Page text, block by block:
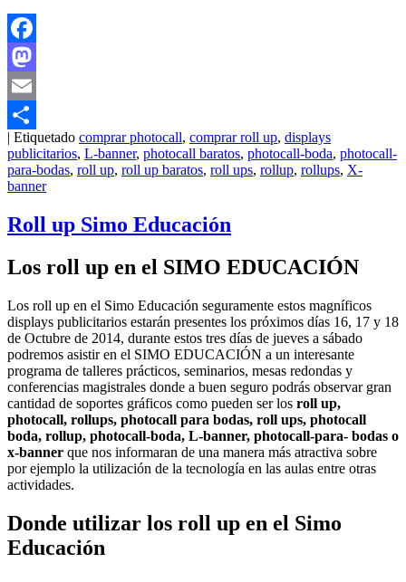
Facebook
Mastodon
Email
Compartir
| Etiquetado comprar photocall, comprar roll up, displays
publicitarios, L-banner, photocall baratos, photocall-boda, photocall-
para-bodas, roll up, roll up baratos, roll ups, rollup, rollups, X-
banner
Roll up Simo Educación
Los roll up en el SIMO EDUCACIÓN
Los roll up en el Simo Educación seguramente estos magníficos
displays publicitarios estarán presentes los próximos días 16, 17 y 18
de Octubre de 2014, durante estos tres días de jueves a sábado
podremos asistir en el SIMO EDUCACIÓN a un interesante
programa de talleres prácticos, seminarios, mesas redondas y
conferencias magistrales donde a buen seguro podrás observar gran
cantidad de soportes gráficos como pueden ser los roll up,
photocall, rollups, photocall para bodas, roll ups, photocall
boda, rollup, photocall-boda, L-banner, photocall-para- bodas o
x-banner que nos informaran de una manera más atractiva sobre
por ejemplo la utilización de la tecnología en las aulas entre otras
actividades.
Donde utilizar los roll up en el Simo
Educación